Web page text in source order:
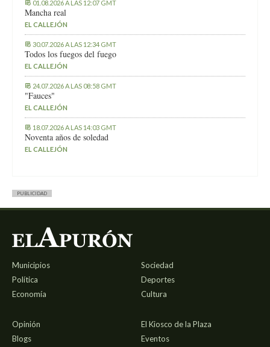
01.08.2026 A LAS 12:07 GMT
Mancha real
EL CALLEJÓN
30.07.2026 A LAS 12:34 GMT
Todos los fuegos del fuego
EL CALLEJÓN
24.07.2026 A LAS 08:58 GMT
"Fauces"
EL CALLEJÓN
18.07.2026 A LAS 14:03 GMT
Noventa años de soledad
EL CALLEJÓN
PUBLICIDAD
Municipios
Política
Economía
Sociedad
Deportes
Cultura
Opinión
Blogs
El Kiosco de la Plaza
Eventos